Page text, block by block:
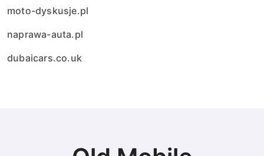
moto-dyskusje.pl
naprawa-auta.pl
dubaicars.co.uk